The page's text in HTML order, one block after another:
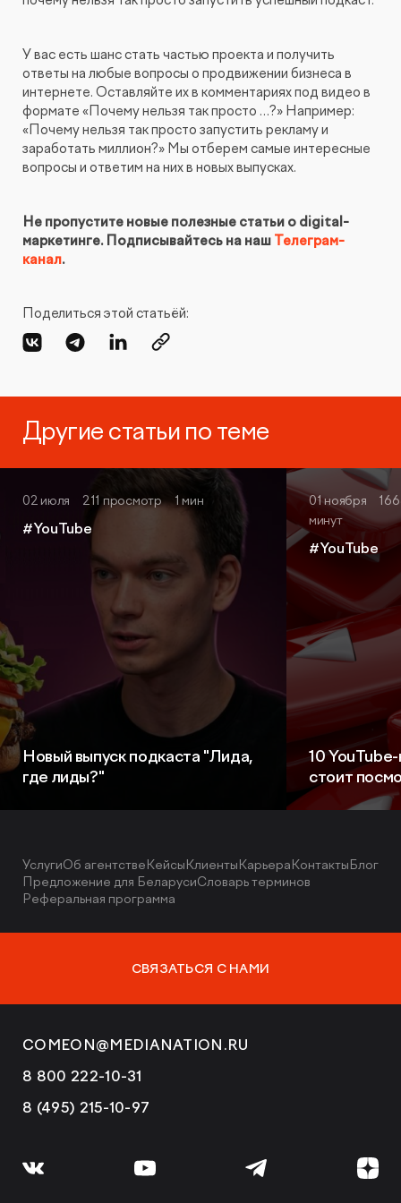
У вас есть шанс стать частью проекта и получить
ответы на любые вопросы о продвижении бизнеса в
интернете. Оставляйте их в комментариях под видео в
формате «Почему нельзя так просто …?» Например:
«Почему нельзя так просто запустить рекламу и
заработать миллион?» Мы отберем самые интересные
вопросы и ответим на них в новых выпусках.
Не пропустите новые полезные статьи о digital-
маркетинге. Подписывайтесь на наш Телеграм-
канал.
Поделиться этой статьёй:
Другие статьи по теме
02 июля 211 просмотр 1 мин
#YouTube
Новый выпуск подкаста "Лида,
где лиды?"
01 ноября
минут
#YouTube
10
стоит
УслугиОб агентствеКейсыКлиентыКарьераКонтактыБлог
Предложение для БеларусиСловарь терминов
Реферальная программа
СВЯЗАТЬСЯ С НАМИ
COMEON@MEDIANATION.RU
8 800 222-10-31
8 (495) 215-10-97